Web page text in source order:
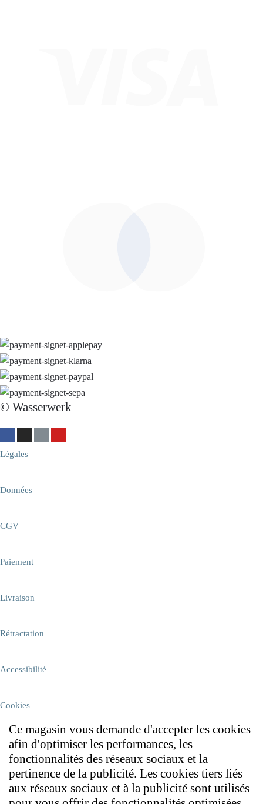
© Wasserwerk
Légales
|
Données
|
CGV
|
Paiement
|
Livraison
|
Rétractation
|
Accessibilité
|
Cookies
Ce magasin vous demande d'accepter les cookies
afin d'optimiser les performances, les
fonctionnalités des réseaux sociaux et la
pertinence de la publicité. Les cookies tiers liés
aux réseaux sociaux et à la publicité sont utilisés